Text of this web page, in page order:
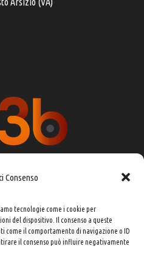
Consenso
tecnologie come i cookie per
del dispositivo. Il consenso a queste
come il comportamento di navigazione o ID
il consenso può influire negativamente
PORTA